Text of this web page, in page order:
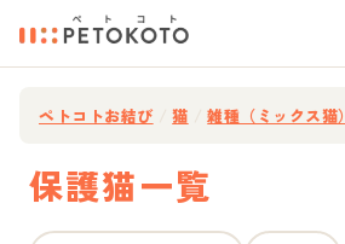
ペトコトお結び 猫 雑種（ミックス猫）
保護猫一覧